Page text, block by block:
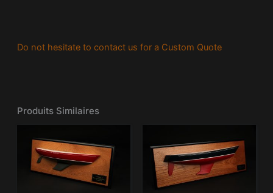
Do not hesitate to contact us for a Custom Quote
Produits Similaires